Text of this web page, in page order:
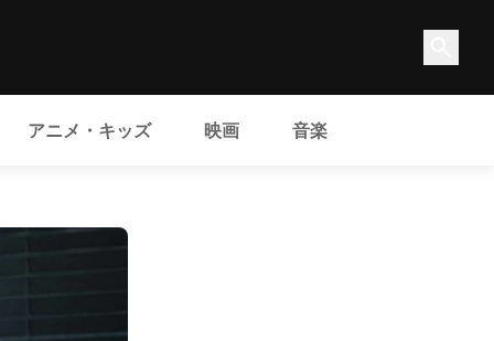
アニメ・キッズ 映画 音楽